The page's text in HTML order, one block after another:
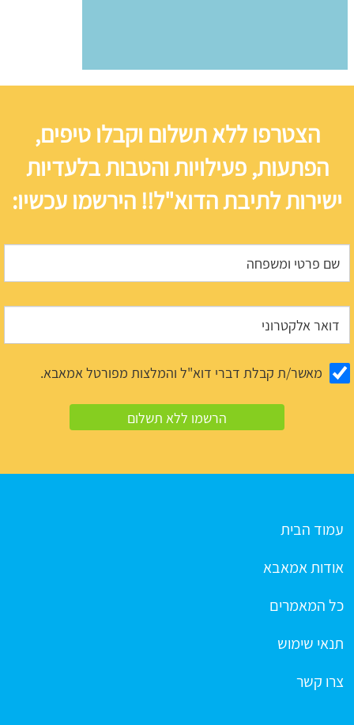
הצטרפו ללא תשלום וקבלו טיפים,
הפתעות, פעילויות והטבות בלעדיות
ישירות לתיבת הדוא"ל!! הירשמו עכשיו:
מאשר/ת קבלת דברי דוא"ל והמלצות מפורטל אמאבא.
עמוד הבית
אודות אמאבא
כל המאמרים
תנאי שימוש
צרו קשר